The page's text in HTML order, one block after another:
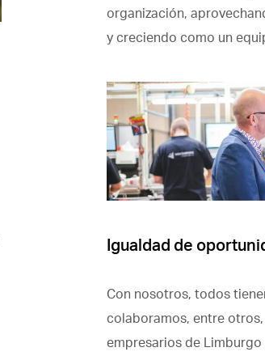
organización,
y creciendo como un
Igualdad de
Con nosotros, todos
colaboramos, entre
empresarios de